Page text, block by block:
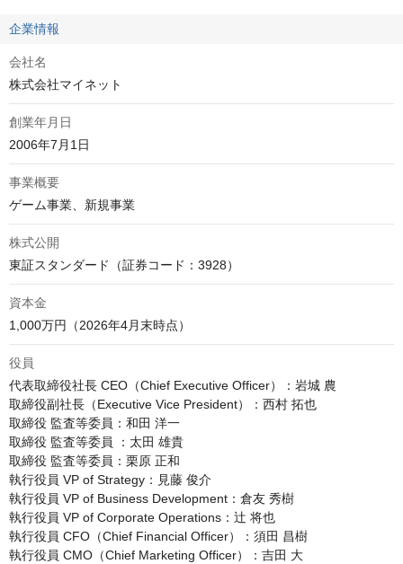
企業情報
会社名
株式会社マイネット
創業年月日
2006年7月1日
事業概要
ゲーム事業、新規事業
株式公開
東証スタンダード（証券コード：3928）
資本金
1,000万円（2026年4月末時点）
役員
代表取締役社長 CEO（Chief Executive Officer）：岩城 農
取締役副社長（Executive Vice President）：西村 拓也
取締役 監査等委員：和田 洋一
取締役 監査等委員 ：太田 雄貴
取締役 監査等委員：栗原 正和
執行役員 VP of Strategy：見藤 俊介
執行役員 VP of Business Development：倉友 秀樹
執行役員 VP of Corporate Operations：辻 将也
執行役員 CFO（Chief Financial Officer）：須田 昌樹
執行役員 CMO（Chief Marketing Officer）：吉田 大